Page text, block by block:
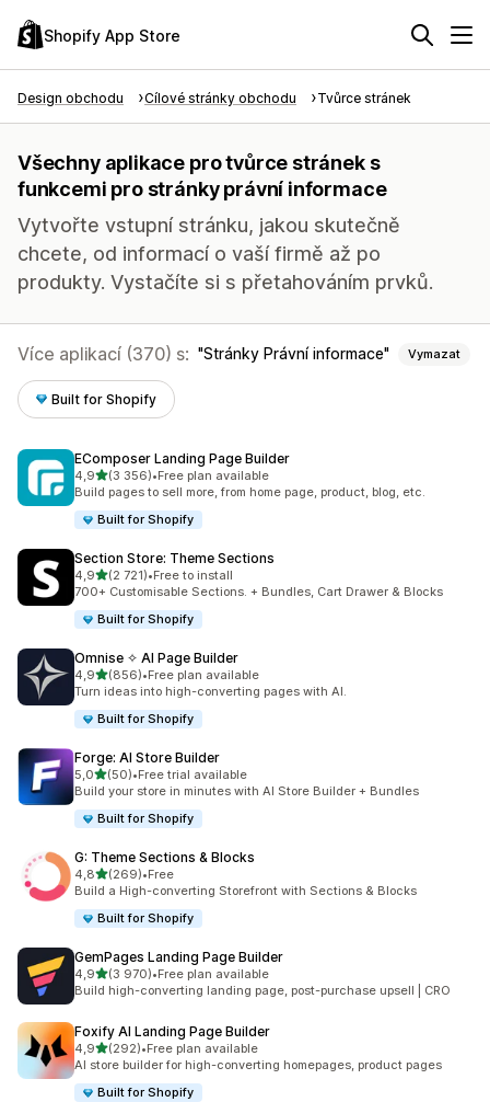
Shopify App Store
Design obchodu Cílové stránky obchodu Tvůrce stránek
Všechny aplikace pro tvůrce stránek s
funkcemi pro stránky právní informace
Vytvořte vstupní stránku, jakou skutečně
chcete, od informací o vaší firmě až po
produkty. Vystačíte si s přetahováním prvků.
Více aplikací (370) s: Stránky Právní informace Vymazat
Built for Shopify
EComposer Landing Page Builder
4,9z 5 hvězd
(3 356)
Celkový počet recenzí: 3356
•Free plan available
Build pages to sell more, from home page, product, blog, etc.
Built for Shopify
Section Store: Theme Sections
4,9z 5 hvězd
(2 721)
Celkový počet recenzí: 2721
•Free to install
700+ Customisable Sections. + Bundles, Cart Drawer & Blocks
Built for Shopify
Omnise ✧ AI Page Builder
4,9z 5 hvězd
(856)
Celkový počet recenzí: 856
•Free plan available
Turn ideas into high-converting pages with AI.
Built for Shopify
Forge: AI Store Builder
5,0z 5 hvězd
(50)
Celkový počet recenzí: 50
•Free trial available
Build your store in minutes with AI Store Builder + Bundles
Built for Shopify
G: Theme Sections & Blocks
4,8z 5 hvězd
(269)
Celkový počet recenzí: 269
•Free
Build a High-converting Storefront with Sections & Blocks
Built for Shopify
GemPages Landing Page Builder
4,9z 5 hvězd
(3 970)
Celkový počet recenzí: 3970
•Free plan available
Build high-converting landing page, post-purchase upsell | CRO
Foxify AI Landing Page Builder
4,9z 5 hvězd
(292)
Celkový počet recenzí: 292
•Free plan available
AI store builder for high-converting homepages, product pages
Built for Shopify